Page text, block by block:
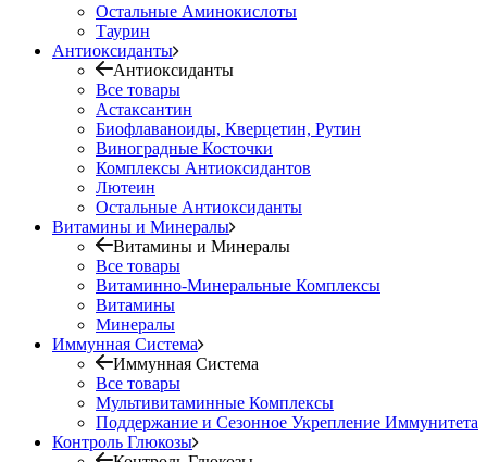
Остальные Аминокислоты
Таурин
Антиоксиданты
Антиоксиданты
Все товары
Астаксантин
Биофлаваноиды, Кверцетин, Рутин
Виноградные Косточки
Комплексы Антиоксидантов
Лютеин
Остальные Антиоксиданты
Витамины и Минералы
Витамины и Минералы
Все товары
Витаминно-Минеральные Комплексы
Витамины
Минералы
Иммунная Система
Иммунная Система
Все товары
Мультивитаминные Комплексы
Поддержание и Сезонное Укрепление Иммунитета
Контроль Глюкозы